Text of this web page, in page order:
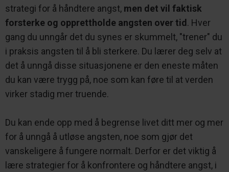
strategi for å håndtere angst, men det vil faktisk
forsterke og opprettholde angsten over tid . Hver
gang du unngår det du synes er skummelt, "trener" du
i praksis angsten til å bli sterkere. Du lærer deg selv at
det å unngå disse situasjonene er den eneste måten
du kan være trygg på, noe som kan føre til at verden
virker stadig mer truende.
Du kan ende opp med å begrense livet ditt mer og mer
for å unngå å utløse angsten, noe som gjør det
vanskeligere å fungere normalt. Derfor er det viktig å
lære strategier for å konfrontere og håndtere angst, i